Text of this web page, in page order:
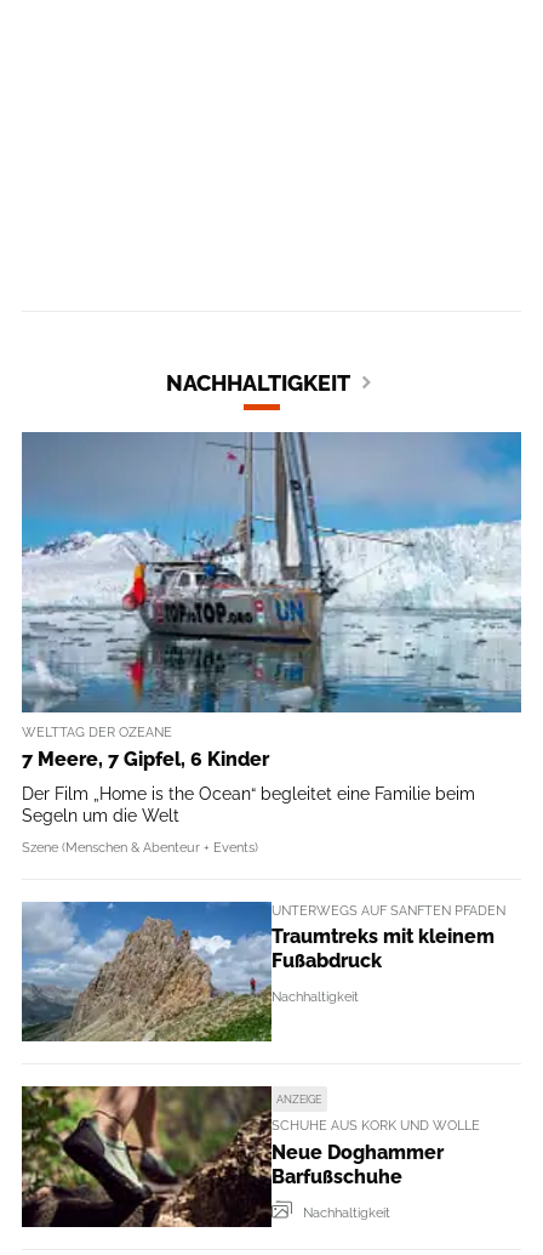
NACHHALTIGKEIT
WELTTAG DER OZEANE
7 Meere, 7 Gipfel, 6 Kinder
Der Film „Home is the Ocean“ begleitet eine Familie beim
Segeln um die Welt
Szene (Menschen & Abenteur + Events)
UNTERWEGS AUF SANFTEN PFADEN
Traumtreks mit kleinem
Fußabdruck
Nachhaltigkeit
ANZEIGE
SCHUHE AUS KORK UND WOLLE
Neue Doghammer
Barfußschuhe
Nachhaltigkeit